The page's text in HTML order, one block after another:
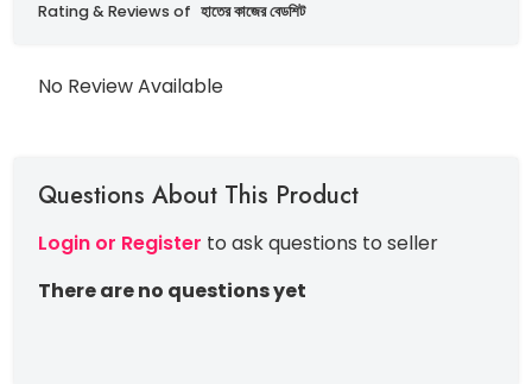
Rating & Reviews of হাতের কাজের বেডশিট
No Review Available
Questions About This Product
Login or Register to ask questions to seller
There are no questions yet